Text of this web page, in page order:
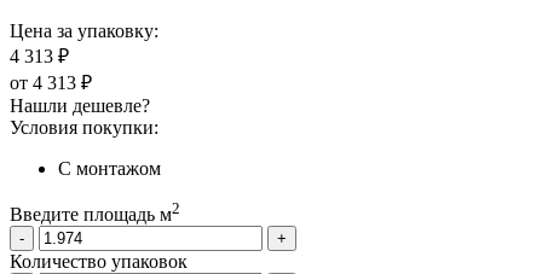
Цена за упаковку:
4 313 ₽
от 4 313 ₽
Нашли дешевле?
Условия покупки:
С монтажом
Введите площадь м2
-
+
Количество упаковок